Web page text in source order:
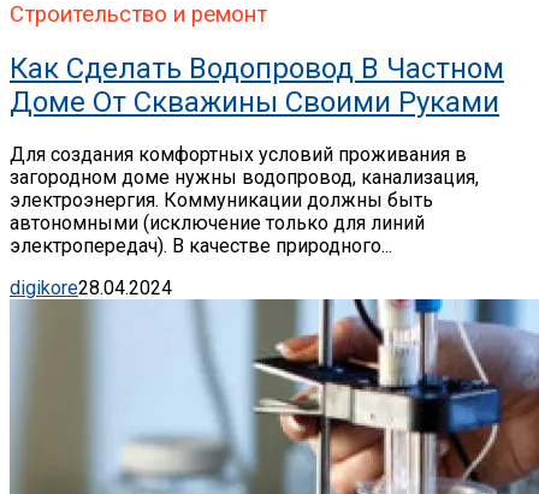
Строительство и ремонт
Как Сделать Водопровод В Частном
Доме От Скважины Своими Руками
Для создания комфортных условий проживания в
загородном доме нужны водопровод, канализация,
электроэнергия. Коммуникации должны быть
автономными (исключение только для линий
электропередач). В качестве природного...
digikore28.04.2024